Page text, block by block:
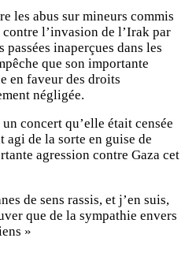
les abus sur mineurs commis
l’invasion de l’Irak par
passées inaperçues dans les
que son importante
en faveur des droits
négligée.
concert qu’elle était censée
de la sorte en guise de
agression contre Gaza cet
de sens rassis, et j’en suis,
que de la sympathie envers
»